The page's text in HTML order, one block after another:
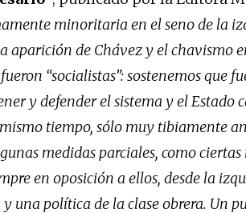
minoritaria en el seno de la
aparición de Chávez y el chavismo
“socialistas”: sostenemos que
y defender el sistema y el Estado
tiempo, sólo muy tibiamente
medidas parciales, como
en oposición a ellos, desde la
una política de la clase obrera. Un